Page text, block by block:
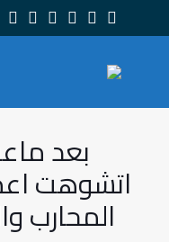
بعد
اتشوهت
المحارب